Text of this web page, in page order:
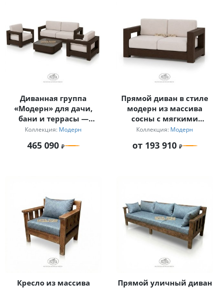
Диванная группа
«Модерн» для дачи,
бани и террасы —
диван, 2 кресла и
Коллекция: Модерн
465 090
Прямой диван в стиле
модерн из массива
сосны с мягкими
подушками
Коллекция: Модерн
от 193 910
Кресло из массива
Прямой уличный диван